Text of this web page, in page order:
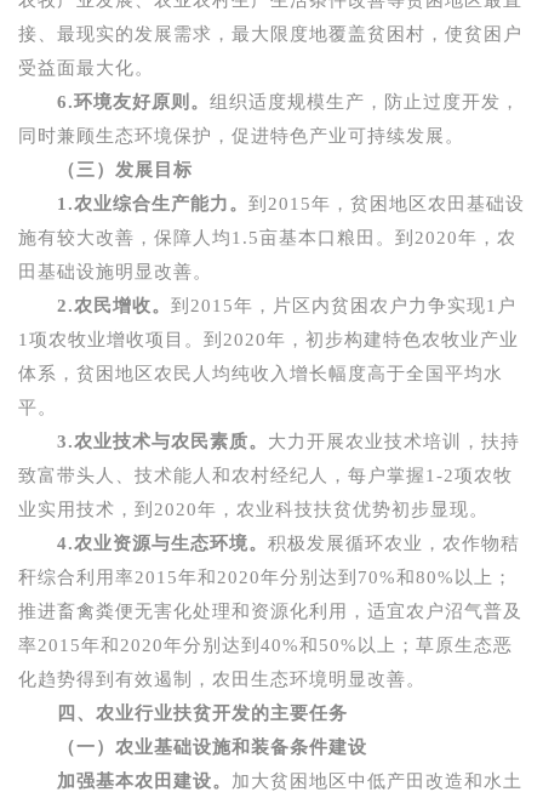
接、最现实的发展需求，最大限度地覆盖贫困村，使贫困户
受益面最大化。
6.环境友好原则。 组织适度规模生产，防止过度开发，
同时兼顾生态环境保护，促进特色产业可持续发展。
（三）发展目标
1.农业综合生产能力。 到 2015年，贫困地区农田基础设
施有较大改善，保障人均1.5亩基本口粮田。到 2020年，农
田基础设施明显改善。
2.农民增收。 到 2015年，片区内贫困农户力争实现1 户
1 项农牧业增收项目。到 2020年，初步构建特色农牧业产业
体系，贫困地区农民人均纯收入增长幅度高于全国平均水
平。
3.农业技术与农民素质。 大力开展农业技术培训，扶持
致富带头人、技术能人和农村经纪人，每户掌握1-2项农牧
业实用技术，到 2020年，农业科技扶贫优势初步显现。
4.农业资源与生态环境。 积极发展循环农业，农作物秸
秆综合利用率2015年和 2020年分别达到 70%和80% 以上；
推进畜禽粪便无害化处理和资源化利用，适宜农户沼气普及
率2015年和 2020年分别达到 40%和 50% 以上；草原生态恶
化趋势得到有效遏制，农田生态环境明显改善。
四、农业行业扶贫开发的主要任务
（一）农业基础设施和装备条件建设
加强基本农田建设。 加大贫困地区中低产田改造和水土